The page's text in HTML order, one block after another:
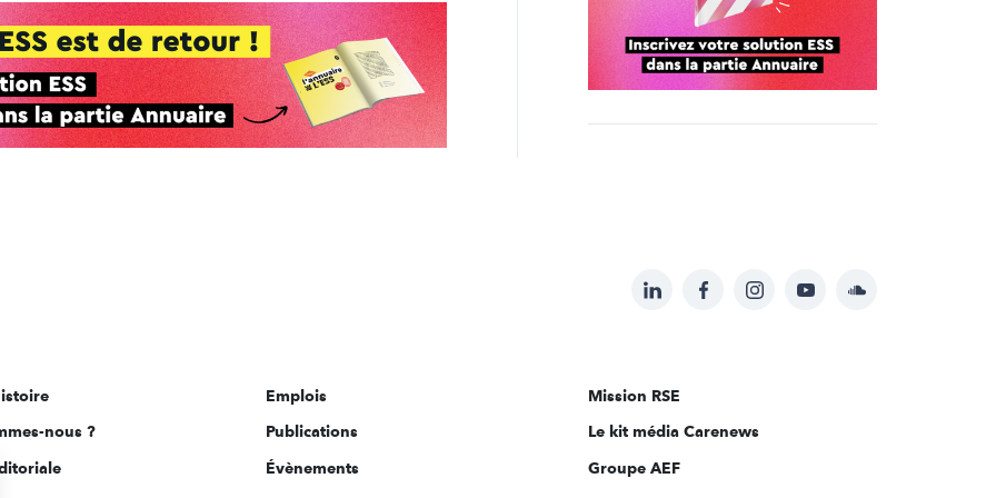
Suivez-
sur:
LinkedInFacebookInstagramYouTubeSoundcloud
nous ?
Emplois
Publications
Évènements
Mission RSE
Le kit média Carenews
Groupe AEF